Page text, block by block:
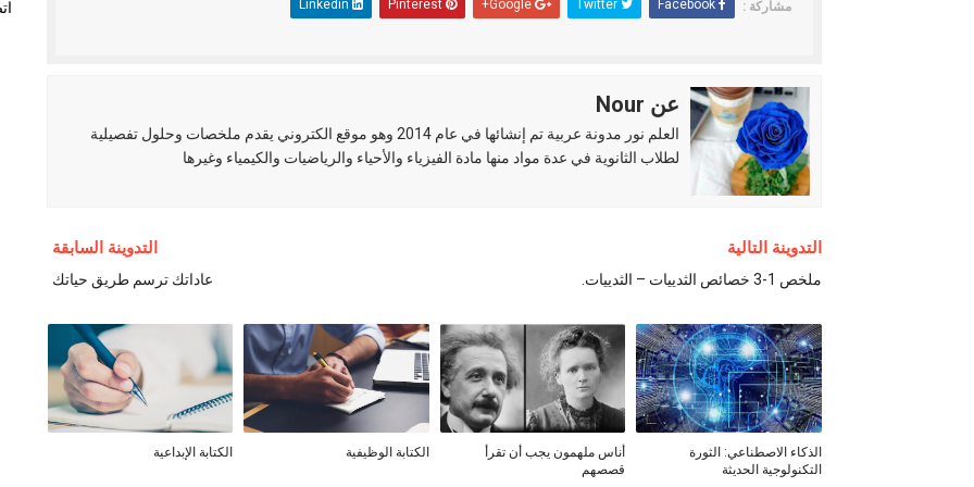
مشاركة : Facebook
Twitter
Google+
Pinterest
عن Nour
العلم نور مدونة عربية تم إنشائها في عام 2014 وهو موقع الكتروني يقدم ملخصات وحلول تفصيلية
لطلاب الثانوية في عدة مواد منها مادة الفيزياء والأحياء والرياضيات والكيمياء وغيرها
التدوينة التالية
ملخص 1-3 خصائص الثدييات – الثدييات.
التدوينة السابقة
عاداتك ترسم طريق حياتك
الذكاء الاصطناعي: الثورة
التكنولوجية الحديثة
أناس ملهمون يجب أن تقرأ
قصصهم
الكتابة الوظيفية الكتابة الإبداعية